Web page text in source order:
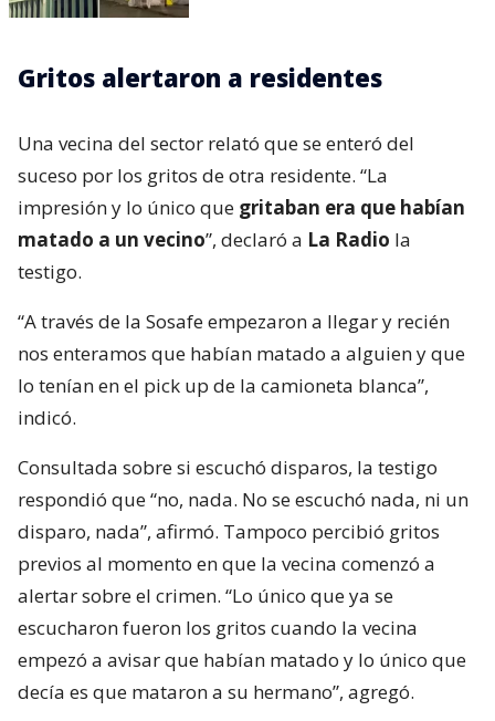
Gritos alertaron a residentes
Una vecina del sector relató que se enteró del
suceso por los gritos de otra residente. “La
impresión y lo único que gritaban era que habían
matado a un vecino”, declaró a La Radio la
testigo.
“A través de la Sosafe empezaron a llegar y recién
nos enteramos que habían matado a alguien y que
lo tenían en el pick up de la camioneta blanca”,
indicó.
Consultada sobre si escuchó disparos, la testigo
respondió que “no, nada. No se escuchó nada, ni un
disparo, nada”, afirmó. Tampoco percibió gritos
previos al momento en que la vecina comenzó a
alertar sobre el crimen. “Lo único que ya se
escucharon fueron los gritos cuando la vecina
empezó a avisar que habían matado y lo único que
decía es que mataron a su hermano”, agregó.